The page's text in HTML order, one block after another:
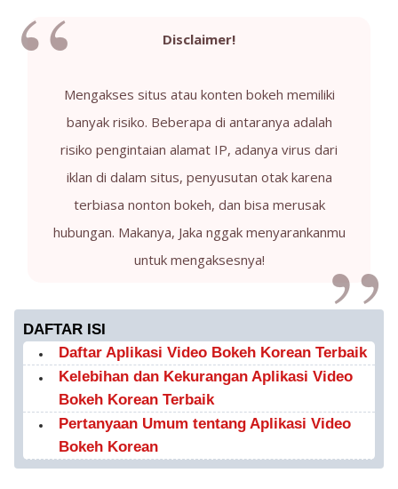
Disclaimer!
Mengakses situs atau konten bokeh memiliki
banyak risiko. Beberapa di antaranya adalah
risiko pengintaian alamat IP, adanya virus dari
iklan di dalam situs, penyusutan otak karena
terbiasa nonton bokeh, dan bisa merusak
hubungan. Makanya, Jaka nggak menyarankanmu
untuk mengaksesnya!
DAFTAR ISI
Daftar Aplikasi Video Bokeh Korean Terbaik
Kelebihan dan Kekurangan Aplikasi Video
Bokeh Korean Terbaik
Pertanyaan Umum tentang Aplikasi Video
Bokeh Korean